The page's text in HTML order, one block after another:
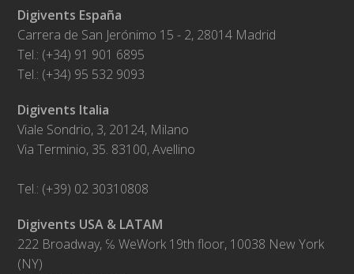
Digivents España
Carrera de San Jerónimo 15 - 2, 28014 Madrid
Tel.: (+34) 91 901 6895
Tel.: (+34) 95 532 9093
Digivents Italia
Viale Sondrio, 3, 20124, Milano
Via Terminio, 35. 83100, Avellino
Tel.: (+39) 02 30310808
Digivents USA & LATAM
222 Broadway, ℅ WeWork 19th floor, 10038 New York
(NY)